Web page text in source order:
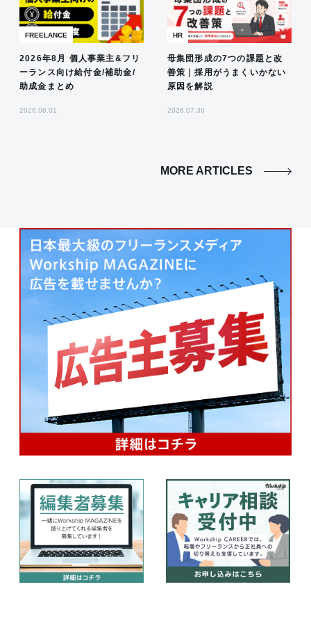
FREELANCE
2026年8月 個人事業主&フリ
ーランス向け給付金/補助金/
助成金まとめ
2026.08.01
HR
母集団形成の7つの課題と改
善策｜採用がうまくいかない
原因を解説
2026.07.30
MORE ARTICLES